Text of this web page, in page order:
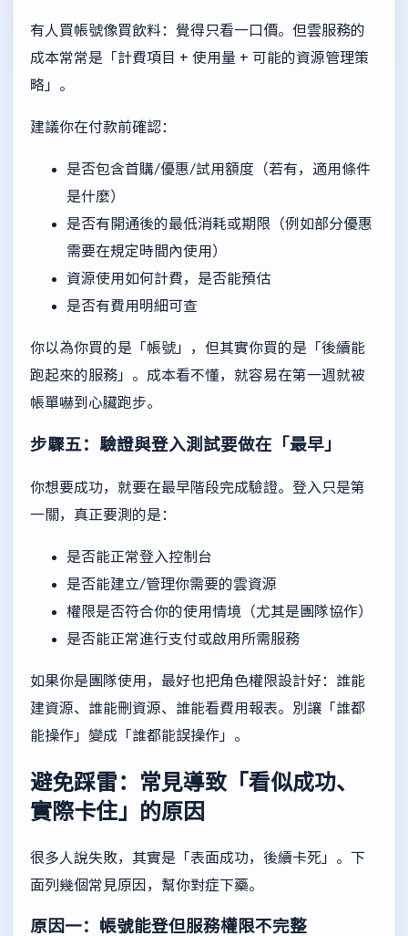
有人買帳號像買飲料：覺得只看一口價。但雲服務的
成本常常是「計費項目 + 使用量 + 可能的資源管理策
略」。
建議你在付款前確認：
是否包含首購/優惠/試用額度（若有，適用條件
是什麼）
是否有開通後的最低消耗或期限（例如部分優惠
需要在規定時間內使用）
資源使用如何計費，是否能預估
是否有費用明細可查
你以為你買的是「帳號」，但其實你買的是「後續能
跑起來的服務」。成本看不懂，就容易在第一週就被
帳單嚇到心臟跑步。
步驟五：驗證與登入測試要做在「最早」
你想要成功，就要在最早階段完成驗證。登入只是第
一關，真正要測的是：
是否能正常登入控制台
是否能建立/管理你需要的雲資源
權限是否符合你的使用情境（尤其是團隊協作）
是否能正常進行支付或啟用所需服務
如果你是團隊使用，最好也把角色權限設計好：誰能
建資源、誰能刪資源、誰能看費用報表。別讓「誰都
能操作」變成「誰都能誤操作」。
避免踩雷：常見導致「看似成功、
實際卡住」的原因
很多人說失敗，其實是「表面成功，後續卡死」。下
面列幾個常見原因，幫你對症下藥。
原因一：帳號能登但服務權限不完整